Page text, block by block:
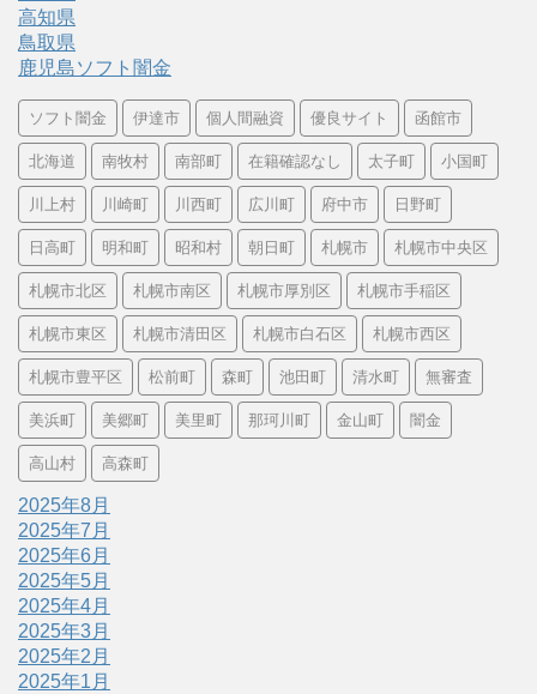
高知県
鳥取県
鹿児島ソフト闇金
ソフト闇金 伊達市 個人間融資 優良サイト 函館市
北海道 南牧村 南部町 在籍確認なし 太子町 小国町
川上村 川崎町 川西町 広川町 府中市 日野町
日高町 明和町 昭和村 朝日町 札幌市 札幌市中央区
札幌市北区 札幌市南区 札幌市厚別区 札幌市手稲区
札幌市東区 札幌市清田区 札幌市白石区 札幌市西区
札幌市豊平区 松前町 森町 池田町 清水町 無審査
美浜町 美郷町 美里町 那珂川町 金山町 闇金
高山村 高森町
2025年8月
2025年7月
2025年6月
2025年5月
2025年4月
2025年3月
2025年2月
2025年1月